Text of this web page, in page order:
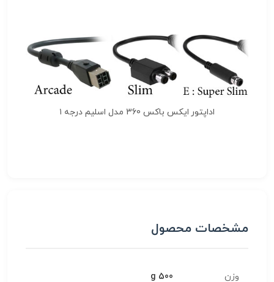
اداپتور ایکس باکس 360 مدل اسلیم درجه ۱
مشخصات محصول
وزن 500 g